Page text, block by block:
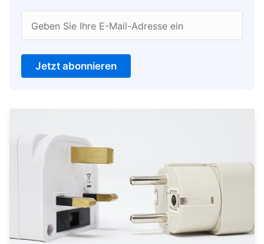
Geben Sie Ihre E-Mail-Adresse ein
Jetzt abonnieren